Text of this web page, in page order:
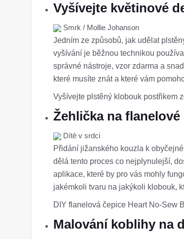
Vyšívejte květinové
Smrk / Mollie Johanson
Jedním ze způsobů, jak udělat
vyšívání je běžnou technikou
správné nástroje, vzor zdarma a
které musíte znát a které vám
Vyšívejte plstěný klobouk postřikem
Žehlička na flanelové
Dítě v srdci
Přidání jižanského kouzla k
dělá tento proces co nejplynulejší,
aplikace, které by pro vás mohly
jakémkoli tvaru na jakýkoli klobouk,
DIY flanelová čepice Heart No-Sew
Malování koblihy na